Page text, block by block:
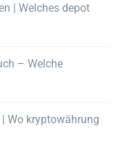
| Welches depot
– Welche
Wo kryptowährung